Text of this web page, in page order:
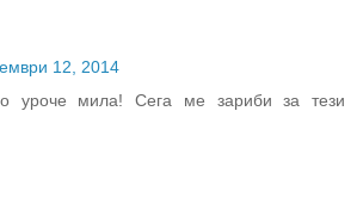
12, 2014
уроче мила! Сега ме зариби за тези